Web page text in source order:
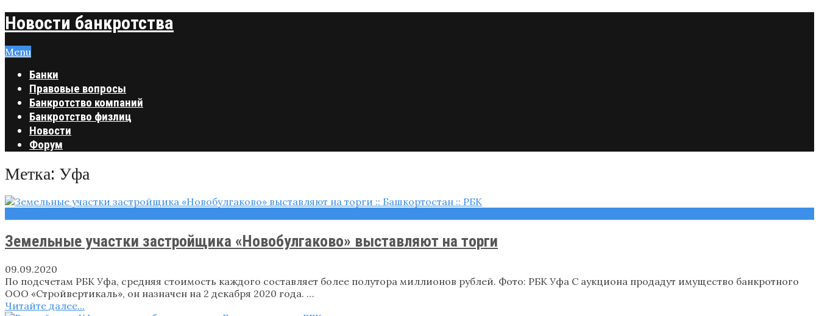
Новости банкротства
Menu
Банки
Правовые вопросы
Банкротство компаний
Банкротство физлиц
Новости
Форум
Метка: Уфа
Земельные участки застройщика «Новобулгаково» выставляют на торги
09.09.2020
По подсчетам РБК Уфа, средняя стоимость каждого составляет более полутора миллионов рублей. Фото: РБК Уфа С аукциона продадут имущество банкротного
ООО «Стройвертикаль», он назначен на 2 декабря 2020 года. …
Читайте далее...